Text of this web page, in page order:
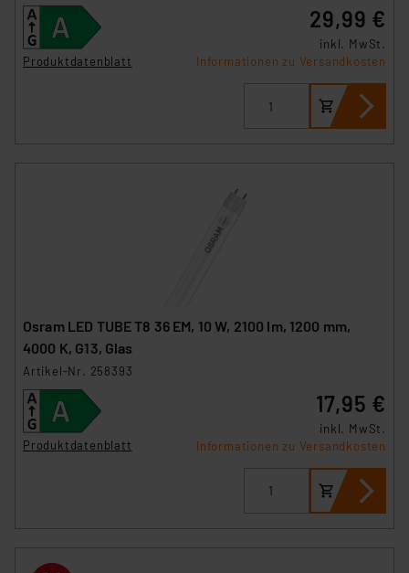
Produktdatenblatt
29,99 €
inkl. MwSt.
Informationen zu Versandkosten
Osram LED TUBE T8 36 EM, 10 W, 2100 lm, 1200 mm,
4000 K, G13, Glas
Artikel-Nr. 258393
Produktdatenblatt
17,95 €
inkl. MwSt.
Informationen zu Versandkosten